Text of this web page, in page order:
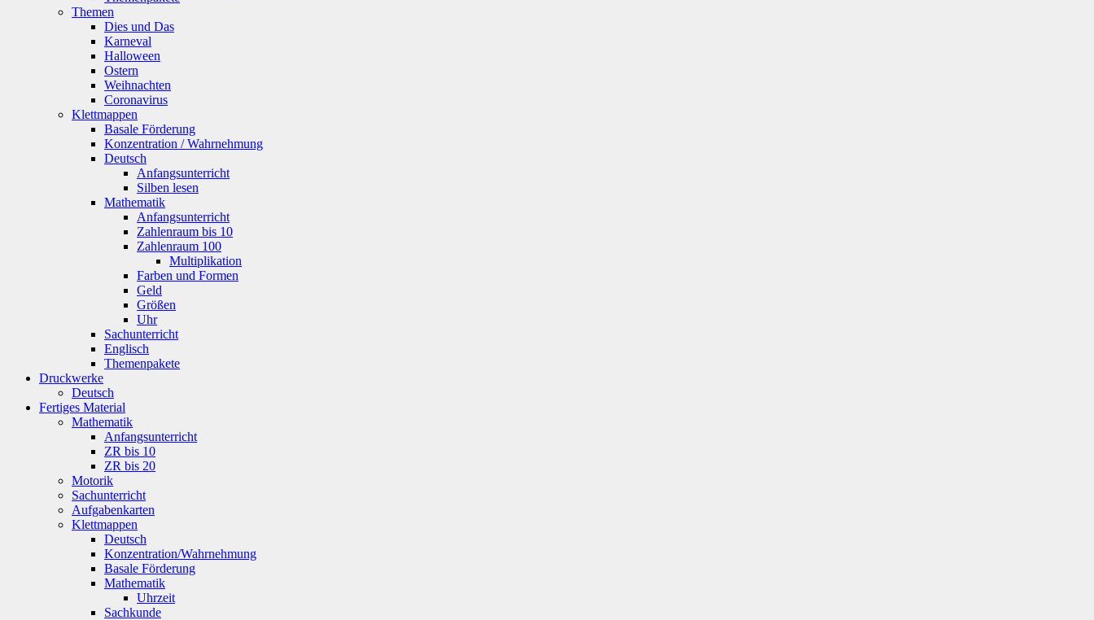
Themen
Dies und Das
Karneval
Halloween
Ostern
Weihnachten
Coronavirus
Klettmappen
Basale Förderung
Konzentration / Wahrnehmung
Deutsch
Anfangsunterricht
Silben lesen
Mathematik
Anfangsunterricht
Zahlenraum bis 10
Zahlenraum 100
Multiplikation
Farben und Formen
Geld
Größen
Uhr
Sachunterricht
Englisch
Themenpakete
Druckwerke
Deutsch
Fertiges Material
Mathematik
Anfangsunterricht
ZR bis 10
ZR bis 20
Motorik
Sachunterricht
Aufgabenkarten
Klettmappen
Deutsch
Konzentration/Wahrnehmung
Basale Förderung
Mathematik
Uhrzeit
Sachkunde